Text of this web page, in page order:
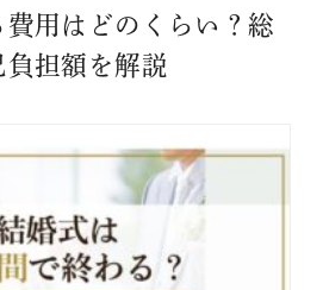
用はどのくらい？総
担額を解説